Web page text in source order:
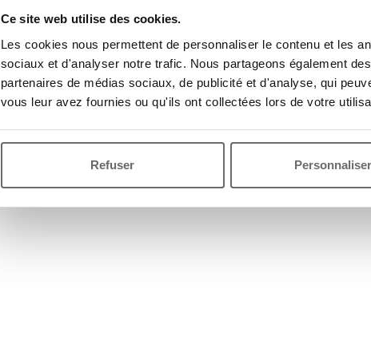
Ce site web utilise des cookies.
Les cookies nous permettent de personnaliser le contenu et les
sociaux et d'analyser notre trafic. Nous partageons également
partenaires de médias sociaux, de publicité et d'analyse, qui
vous leur avez fournies ou qu'ils ont collectées lors de votre
Refuser Personnaliser